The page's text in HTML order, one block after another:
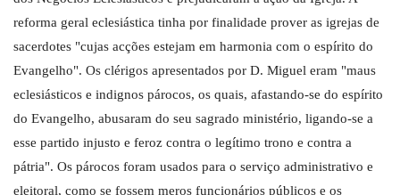
reforma geral eclesiástica tinha por finalidade prover as igrejas de
sacerdotes "cujas acções estejam em harmonia com o espírito do
Evangelho". Os clérigos apresentados por D. Miguel eram "maus
eclesiásticos e indignos párocos, os quais, afastando-se do espírito
do Evangelho, abusaram do seu sagrado ministério, ligando-se a
esse partido injusto e feroz contra o legítimo trono e contra a
pátria". Os párocos foram usados para o serviço administrativo e
eleitoral, como se fossem meros funcionários públicos e os